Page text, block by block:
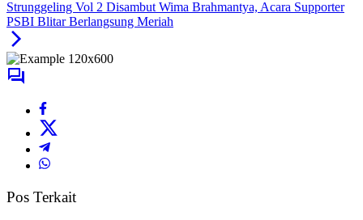
Strunggeling Vol 2 Disambut Wima Brahmantya, Acara Supporter
PSBI Blitar Berlangsung Meriah
Pos Terkait